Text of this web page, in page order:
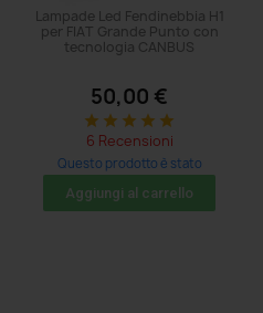
Lampade Led Fendinebbia H1
per FIAT Grande Punto con
tecnologia CANBUS
50,00 €
star star star star star
6 Recensioni
Questo prodotto è stato
acquistato: 14 volte
Aggiungi al carrello